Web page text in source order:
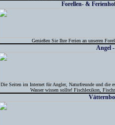
Forellen- &
Genießen Sie Ihre Ferien an unseren
Angel
Die Seiten im Internet für Angler, Naturfreunde und die
Wasser wissen sollte! Fischlexikon,